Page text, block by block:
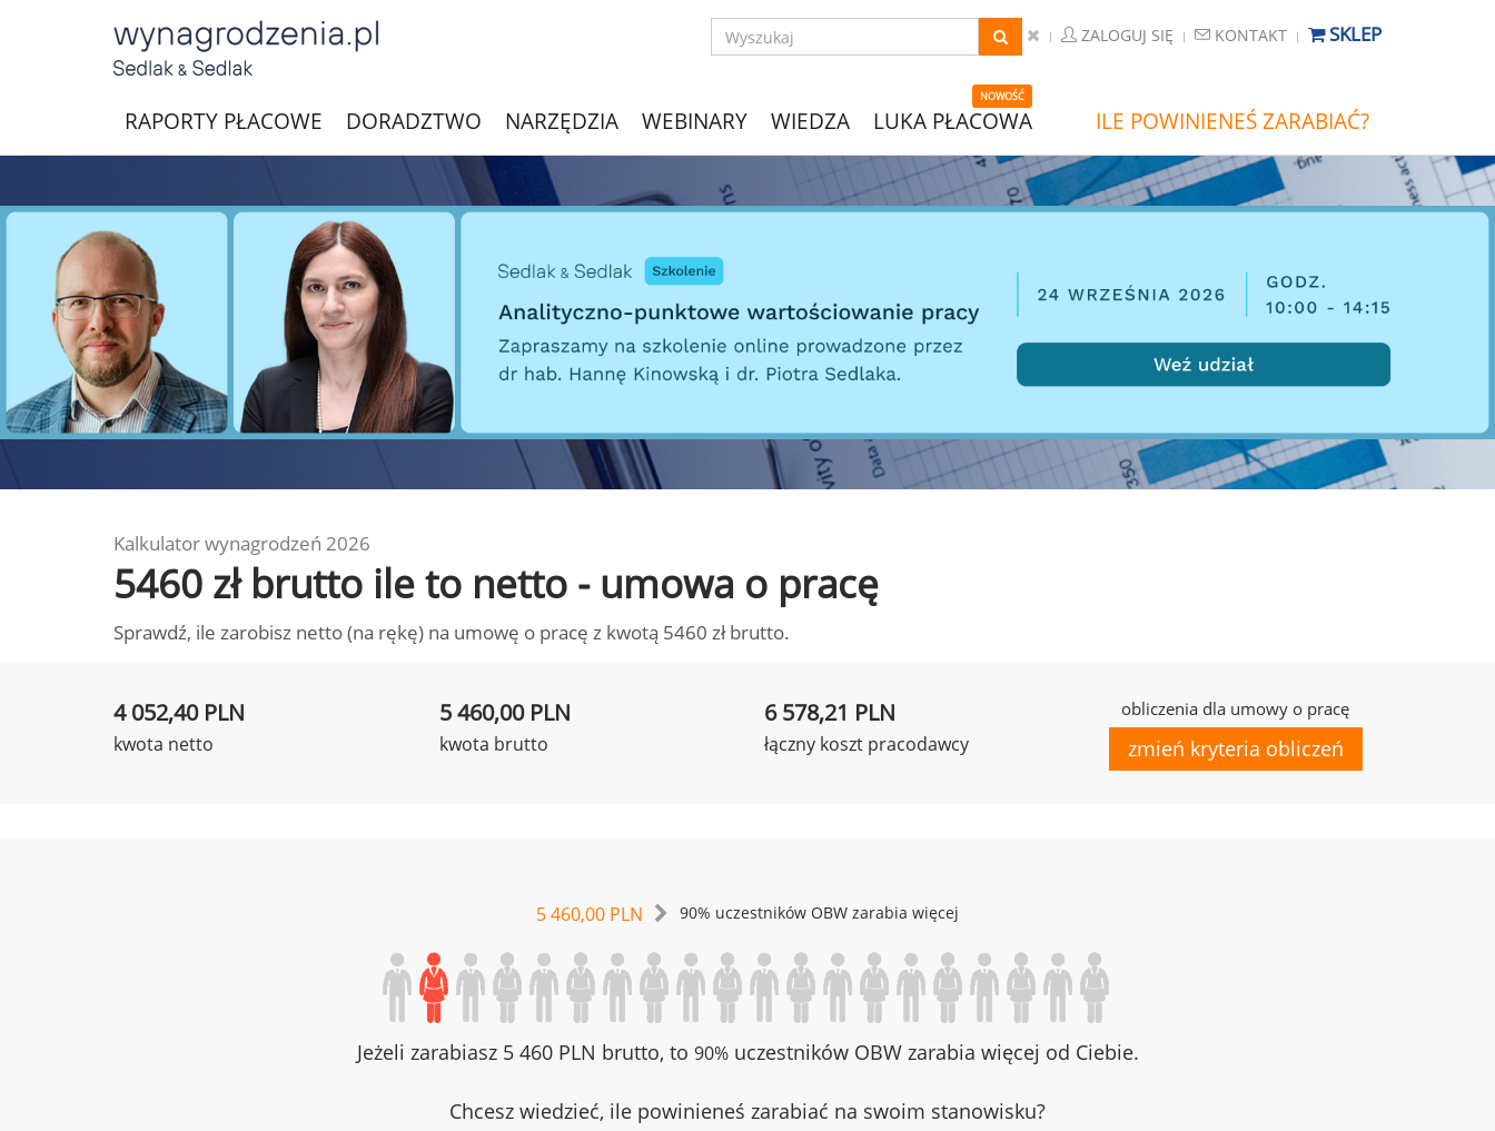
ZALOGUJ SIĘ KONTAKT SKLEP
RAPORTY PŁACOWE DORADZTWO NARZĘDZIA WEBINARY WIEDZA
NOWOŚĆ
LUKA PŁACOWA ILE POWINIENEŚ ZARABIAĆ?
Kalkulator wynagrodzeń 2026
5460 zł brutto ile to netto - umowa o pracę
Sprawdź, ile zarobisz netto (na rękę) na umowę o pracę z kwotą 5460 zł brutto.
4 052,40 PLN
kwota netto
5 460,00 PLN
kwota brutto
6 578,21 PLN
łączny koszt pracodawcy
obliczenia dla umowy o pracę
zmień kryteria obliczeń
5 460,00 PLN 90% uczestników OBW zarabia więcej
Jeżeli zarabiasz 5 460 PLN brutto, to 90%uczestników OBW zarabia więcej od Ciebie.
Chcesz wiedzieć, ile powinieneś zarabiać na swoim stanowisku?